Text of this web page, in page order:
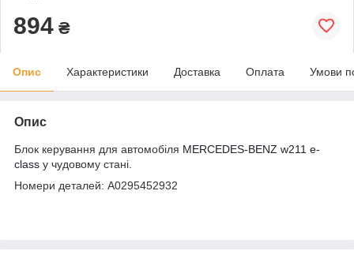
894 ₴
Опис Характеристики Доставка Оплата Умови
Опис
Блок керування для автомобіля MERCEDES-BENZ w211 e-
class у чудовому стані.
Номери деталей: A0295452932